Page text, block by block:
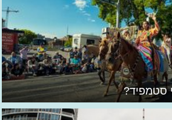
סטמפיד?